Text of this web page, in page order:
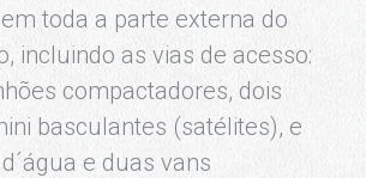
toda a parte externa do
incluindo as vias de acesso:
compactadores, dois
basculantes (satélites), e
e duas vans